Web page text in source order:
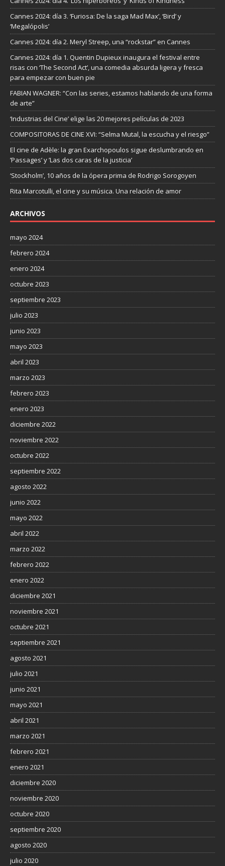
Cannes 2024: día 3. ‘Furiosa: De la saga Mad Max’, ‘Bird’ y
‘Megalópolis’
Cannes 2024: día 2. Meryl Streep, una “rockstar” en Cannes
Cannes 2024: día 1. Quentin Dupieux inaugura el festival entre
risas con ‘The Second Act’, una comedia absurda ligera y fresca
para empezar con buen pie
FABIAN WAGNER: “Con las series, estamos hablando de una forma
de arte”
‘Industrias del Cine’ elige las 20 mejores películas de 2023
COMPOSITORAS DE CINE XVI: “Selma Mutal, la escucha y el riesgo”
El cine de Adèle: la gran Exarchopoulos sigue deslumbrando en
’Passages’ y ’Las dos caras de la justicia’
‘Stockholm’, 10 años de la ópera prima de Rodrigo Sorogoyen
Rita Marcotulli, el cine y su música. Una relación de amor
ARCHIVOS
mayo 2024
febrero 2024
enero 2024
octubre 2023
septiembre 2023
julio 2023
junio 2023
mayo 2023
abril 2023
marzo 2023
febrero 2023
enero 2023
diciembre 2022
noviembre 2022
octubre 2022
septiembre 2022
agosto 2022
junio 2022
mayo 2022
abril 2022
marzo 2022
febrero 2022
enero 2022
diciembre 2021
noviembre 2021
octubre 2021
septiembre 2021
agosto 2021
julio 2021
junio 2021
mayo 2021
abril 2021
marzo 2021
febrero 2021
enero 2021
diciembre 2020
noviembre 2020
octubre 2020
septiembre 2020
agosto 2020
julio 2020